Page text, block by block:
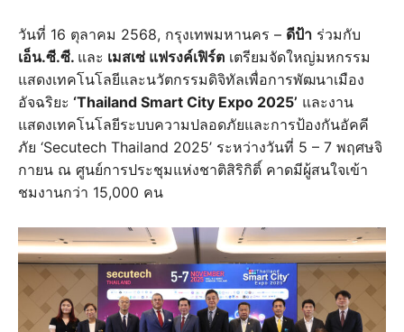
วันที่ 16 ตุลาคม 2568, กรุงเทพมหานคร – ดีป้า ร่วมกับ
เอ็น.ซี.ซี. และ เมสเซ่ แฟรงค์เฟิร์ต เตรียมจัดใหญ่มหกรรม
แสดงเทคโนโลยีและนวัตกรรมดิจิทัลเพื่อการพัฒนาเมือง
อัจฉริยะ ‘Thailand Smart City Expo 2025’ และงาน
แสดงเทคโนโลยีระบบความปลอดภัยและการป้องกันอัคคี
ภัย ‘Secutech Thailand 2025’ ระหว่างวันที่ 5 – 7 พฤศษจิ
กายน ณ ศูนย์การประชุมแห่งชาติสิริกิติ์ คาดมีผู้สนใจเข้า
ชมงานกว่า 15,000 คน